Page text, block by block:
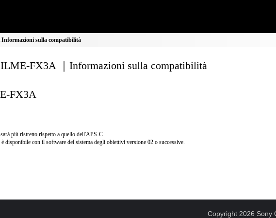
sulla compatibilità
FX3A ｜Informazioni sulla compatibilità
FX3A
più ristretto rispetto a quello dell'APS-C.
disponibile con il software del sistema degli obiettivi versione 02 o successive.
Copyright 2026 Sony